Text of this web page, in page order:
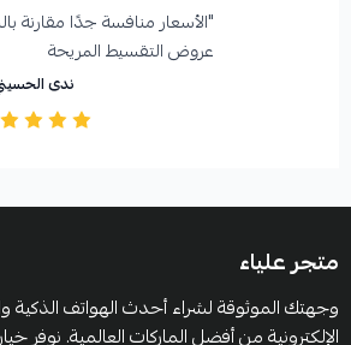
"الأسعار منافسة جدًا مقارنة
عروض التقسيط المريحة️
ندى
متجر علياء
وجهتك الموثوقة لشراء أحدث الهواتف الذكية
الإلكترونية من أفضل الماركات العالمية. نوفر